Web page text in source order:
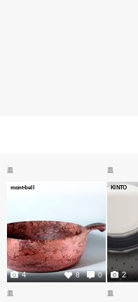
皿
mont-bell
8 0
4
皿
KINTO
2
皿 皿